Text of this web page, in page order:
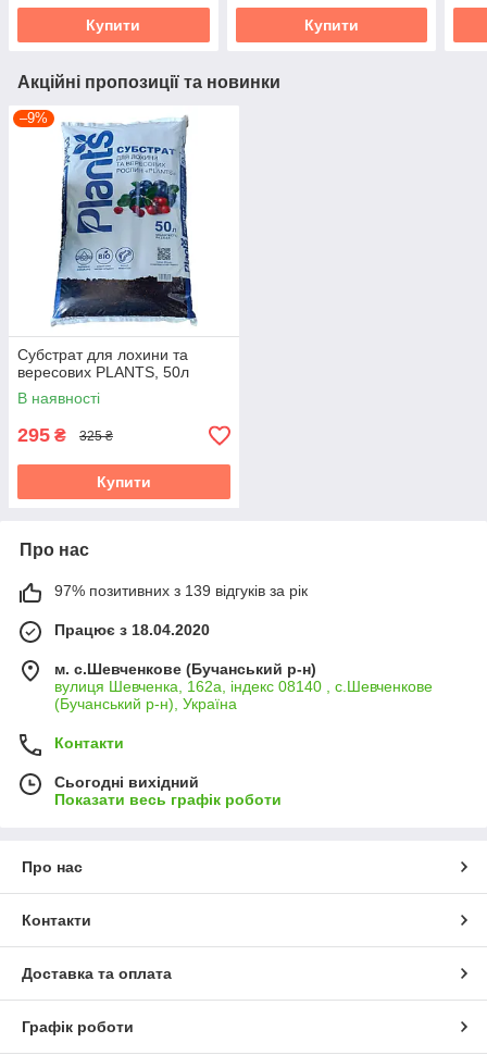
Купити Купити
Акційні пропозиції та новинки
–9%
Субстрат для лохини та
вересових PLANTS, 50л
В наявності
295 ₴ 325 ₴
Купити
Про нас
97% позитивних з 139 відгуків за рік
Працює з 18.04.2020
м. с.Шевченкове (Бучанський р-н)
вулиця Шевченка, 162а, індекс 08140 , с.Шевченкове
(Бучанський р-н), Україна
Контакти
Сьогодні вихідний
Показати весь графік роботи
Про нас
Контакти
Доставка та оплата
Графік роботи